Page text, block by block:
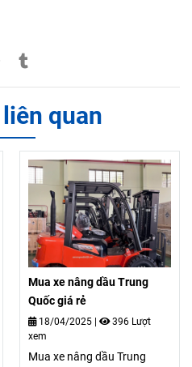
quan
Mua xe nâng dầu Trung
Quốc giá rẻ
18/04/2025
396 Lượt
xem
Mua xe nâng dầu Trung